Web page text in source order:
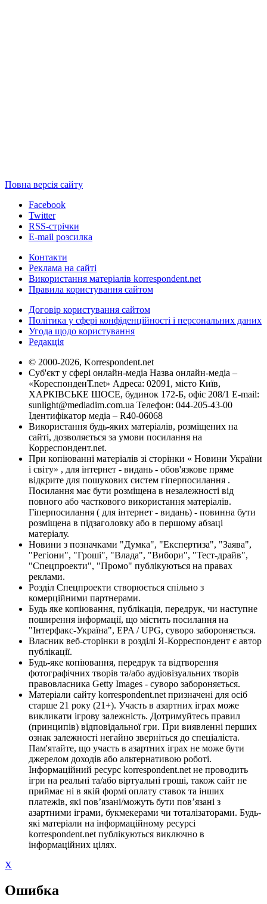
Повна версія сайту
Facebook
Twitter
RSS-стрічки
E-mail розсилка
Контакти
Реклама на сайті
Використання матеріалів korrespondent.net
Правила користування сайтом
Договір користування сайтом
Політика у сфері конфіденційності і персональних даних
Угода щодо користування
Редакція
© 2000-2026, Korrespondent.net
Суб'єкт у сфері онлайн-медіа Назва онлайн-медіа –
«КореспонденТ.net» Адреса: 02091, місто Київ,
ХАРКІВСЬКЕ ШОСЕ, будинок 172-Б, офіс 208/1 E-mail:
sunlight@mediadim.com.ua Телефон: 044-205-43-00
Ідентифікатор медіа – R40-06068
Використання будь-яких матеріалів, розміщених на
сайті, дозволяється за умови посилання на
Корреспондент.net.
При копіюванні матеріалів зі сторінки « Новини України
і світу» , для інтернет - видань - обов'язкове пряме
відкрите для пошукових систем гіперпосилання .
Посилання має бути розміщена в незалежності від
повного або часткового використання матеріалів.
Гіперпосилання ( для інтернет - видань) - повинна бути
розміщена в підзаголовку або в першому абзаці
матеріалу.
Новини з позначками "Думка", "Експертиза", "Заява",
"Регіони", "Гроші", "Влада", "Вибори", "Тест-драйв",
"Спецпроекти", "Промо" публікуються на правах
реклами.
Розділ Спецпроекти створюється спільно з
комерційними партнерами.
Будь яке копіювання, публікація, передрук, чи наступне
поширення інформації, що містить посилання на
"Інтерфакс-Україна", EPA / UPG, суворо забороняється.
Власник веб-сторінки в розділі Я-Корреспондент є автор
публікації.
Будь-яке копіювання, передрук та відтворення
фотографічних творів та/або аудіовізуальних творів
правовласника Getty Images - суворо забороняється.
Матеріали сайту korrespondent.net призначені для осіб
старше 21 року (21+). Участь в азартних іграх може
викликати ігрову залежність. Дотримуйтесь правил
(принципів) відповідальної гри. При виявленні перших
ознак залежності негайно зверніться до спеціаліста.
Пам'ятайте, що участь в азартних іграх не може бути
джерелом доходів або альтернативою роботі.
Інформаційний ресурс korrespondent.net не проводить
ігри на реальні та/або віртуальні гроші, також сайт не
приймає ні в якій формі оплату ставок та інших
платежів, які пов’язані/можуть бути пов’язані з
азартними іграми, букмекерами чи тоталізаторами. Будь-
які матеріали на інформаційному ресурсі
korrespondent.net публікуються виключно в
інформаційних цілях.
X
Ошибка